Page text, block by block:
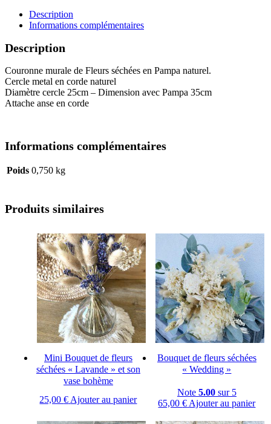
Description
Informations complémentaires
Description
Couronne murale de Fleurs séchées en Pampa naturel.
Cercle metal en corde naturel
Diamètre cercle 25cm – Dimension avec Pampa 35cm
Attache anse en corde
Informations complémentaires
Poids 0,750 kg
Produits similaires
Mini Bouquet de fleurs
séchées « Lavande » et son
vase bohème
25,00€ Ajouter au panier
Bouquet de fleurs séchées
« Wedding »
Note 5.00sur 5
65,00€ Ajouter au panier